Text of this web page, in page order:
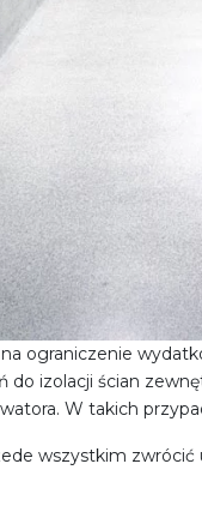
ograniczenie
do izolacji ścian
W takich
wszystkim zwrócić